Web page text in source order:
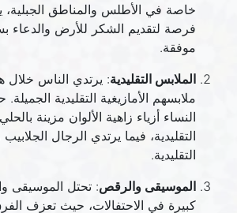
خاصة في الأطلس والمناطق الجبلية،
فرصة لتقديم الشكر للأرض والدعاء
موفقة.
الملابس التقليدية: يرتدي الناس خلال
ملابسهم الأمازيغية التقليدية
النساء أزياء زاهية الألوان مزينة
التقليدية، فيما يرتدي الرجال الجلابيب
التقليدية.
الموسيقى والرقص: تحتل الموسيقى
كبيرة في الاحتفالات، حيث تعزف